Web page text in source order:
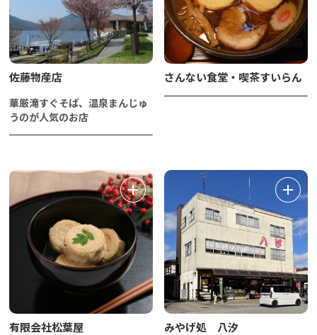
佐藤物産店
華厳滝すぐそば、温泉まんじゅ
うのが人気のお店
さんない食堂・喫茶すいらん
有限会社松葉屋 みやげ処 八汐